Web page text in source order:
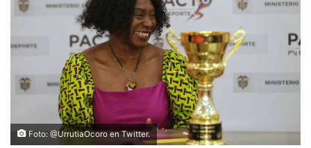
Foto: @UrrutiaOcoro en Twitter.